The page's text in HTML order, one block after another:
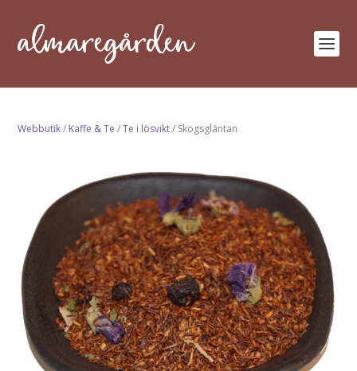
Webbutik/ Kaffe & Te /Te i lösvikt/ Skogsgläntan